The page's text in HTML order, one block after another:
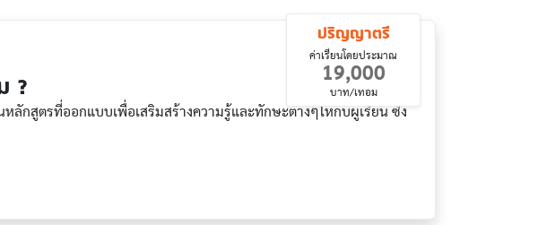
?
ลักสูตรที่ออกแบบเพื่อเสริมสร้างความรู้และทักษะต่างๆให้กับผู้เรียน ซึ่ง
ปริญญาตรี
ค่าเรียนโดยประมาณ
19,000
บาท/เทอม